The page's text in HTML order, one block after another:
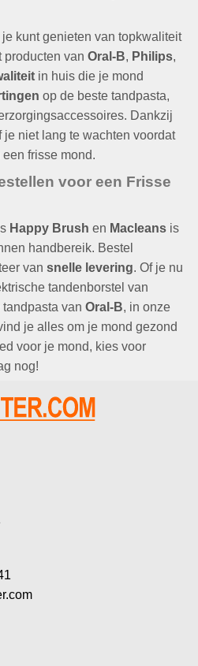
kunt genieten van topkwaliteit
producten van Oral-B, Philips,
in huis die je mond
op de beste tandpasta,
Dankzij
je niet lang te wachten voordat
frisse mond.
voor een Frisse
Happy Brush en Macleans is
handbereik. Bestel
van snelle levering. Of je nu
tandenborstel van
van Oral-B, in onze
je alles om je mond gezond
voor je mond, kies voor
nog!